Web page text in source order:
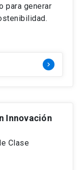
para generar
keyboard_arrow_right
Innovación
Clase